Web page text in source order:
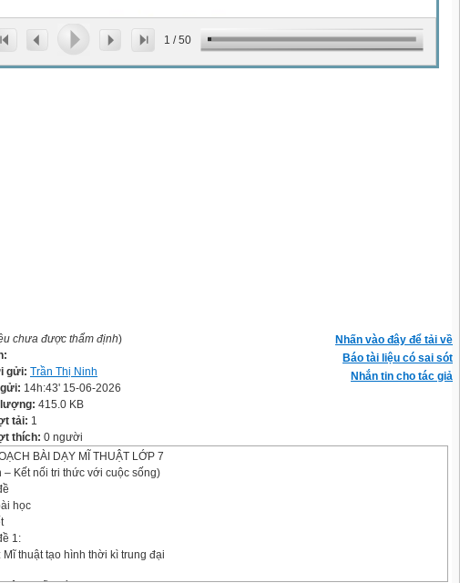
1 /50
Nhấn vào đây để tải về
Báo tài liệu có sai sót
Nhắn tin cho tác giả
chưa được thẩm định)
gửi: Trần Thị Ninh
14h:43' 15-06-2026
lượng: 415.0 KB
tải: 1
thích: 0 người
BÀI DẠY MĨ THUẬT LỚP 7
– Kết nối tri thức với cuộc sống)
học
1:
Mĩ thuật tạo hình thời kì trung đại